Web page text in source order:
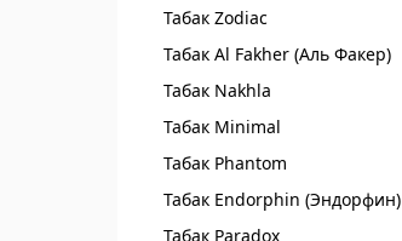
Табак Zodiac
Табак Al Fakher (Аль Факер)
Табак Nakhla
Табак Minimal
Табак Phantom
Табак Endorphin (Эндорфин)
Табак Paradox